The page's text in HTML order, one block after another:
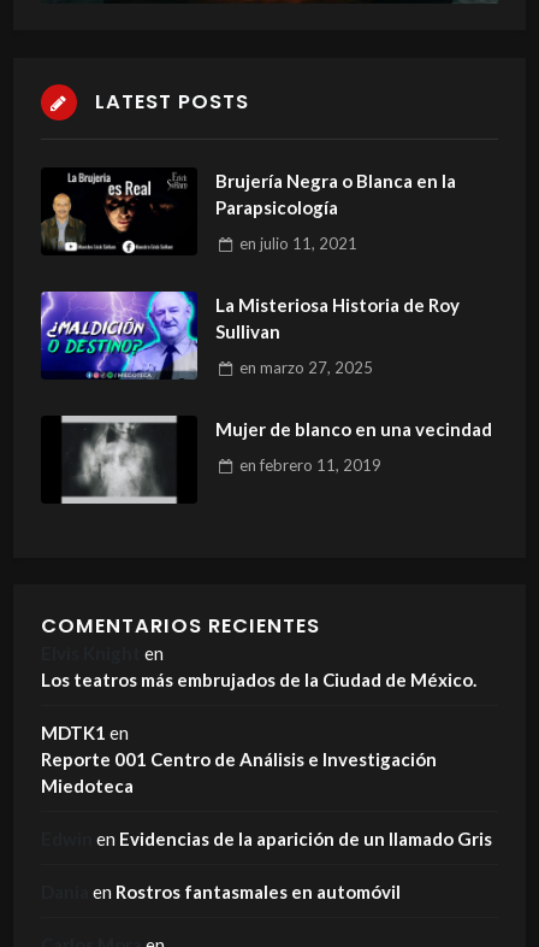
LATEST POSTS
Brujería Negra o Blanca en la
Parapsicología
en julio 11, 2021
La Misteriosa Historia de Roy
Sullivan
en marzo 27, 2025
Mujer de blanco en una vecindad
en febrero 11, 2019
COMENTARIOS RECIENTES
en
Los teatros más embrujados de la Ciudad de México.
MDTK1 en
Reporte 001 Centro de Análisis e Investigación
Miedoteca
en Evidencias de la aparición de un llamado Gris
en Rostros fantasmales en automóvil